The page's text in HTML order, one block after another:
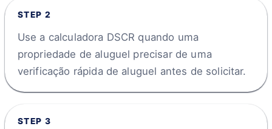
STEP2
Use a calculadora DSCR quando uma
propriedade de aluguel precisar de uma
verificação rápida de aluguel antes de solicitar.
STEP3